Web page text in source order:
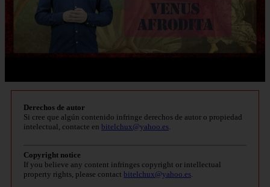
Derechos de autor
Si cree que algún contenido infringe derechos de autor o propiedad
intelectual, contacte en bitelchux@yahoo.es
Copyright notice
If you believe any content infringes copyright or intellectual
property rights, please contact bitelchux@yahoo.es